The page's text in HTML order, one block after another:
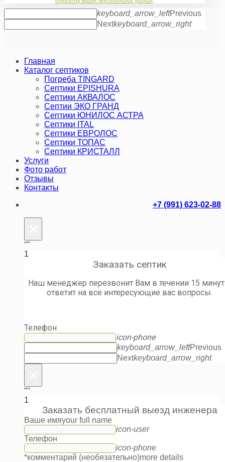
keyboard_arrow_leftPrevious
Nextkeyboard_arrow_right
Главная
Каталог септиков
Погреба TINGARD
Септики EPISHURA
Септики АКВАЛОС
Септии ЭКО ГРАНД
Септики ЮНИЛОС АСТРА
Септики ITAL
Септики ЕВРОЛОС
Септики ТОПАС
Септики КРИСТАЛЛ
Услуги
Фото работ
Отзывы
Контакты
+7 (991) 623-02-88
""
1
Заказать септик
Наш менеджер перезвонит Вам в течении 15
ответит на все интересующие вас вопросы.
Телефон
icon-phone
keyboard_arrow_leftPrevious
Nextkeyboard_arrow_right
""
1
Заказать бесплатный выезд инженера
Ваше имяyour full name
icon-user
Телефон
icon-phone
*комментарий (необязательно)more details